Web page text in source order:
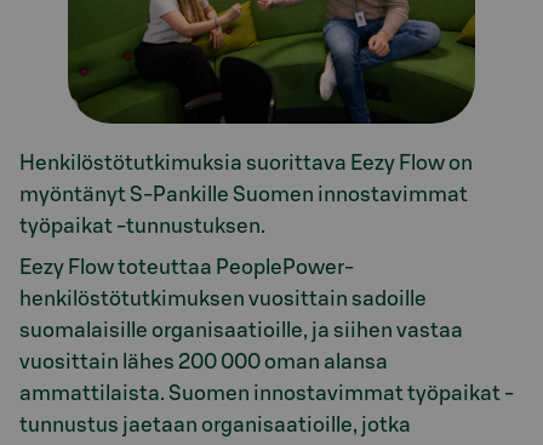
Henkilöstötutkimuksia suorittava Eezy Flow on
myöntänyt S-Pankille Suomen innostavimmat
työpaikat -tunnustuksen.
Eezy Flow toteuttaa PeoplePower-
henkilöstötutkimuksen vuosittain sadoille
suomalaisille organisaatioille, ja siihen vastaa
vuosittain lähes 200 000 oman alansa
ammattilaista. Suomen innostavimmat työpaikat -
tunnustus jaetaan organisaatioille, jotka